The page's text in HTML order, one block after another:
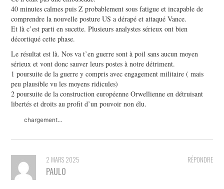
40 minutes calmes puis Z probablement sous fatigue et incapable de
comprendre la nouvelle posture US a dérapé et attaqué Vance.
Et là c’est parti en sucette. Plusieurs analystes sérieux ont bien
décortiqué cette phase.
Le résultat est là. Nos va t’en guerre sont à poil sans aucun moyen
sérieux et vont donc sauver leurs postes à notre détriment.
1 poursuite de la guerre y compris avec engagement militaire ( mais
peu plausible vu les moyens ridicules)
2 poursuite de la construction européenne Orwellienne en détruisant
libertés et droits au profit d’un pouvoir non élu.
chargement…
RÉPONDRE
2 MARS 2025
PAULO